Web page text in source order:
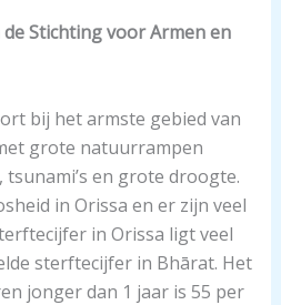
Stichting voor Armen en
bij het armste gebied van
grote natuurrampen
en grote droogte.
in Orissa en er zijn veel
in Orissa ligt veel
sterftecijfer in Bhārat. Het
jonger dan 1 jaar is 55 per